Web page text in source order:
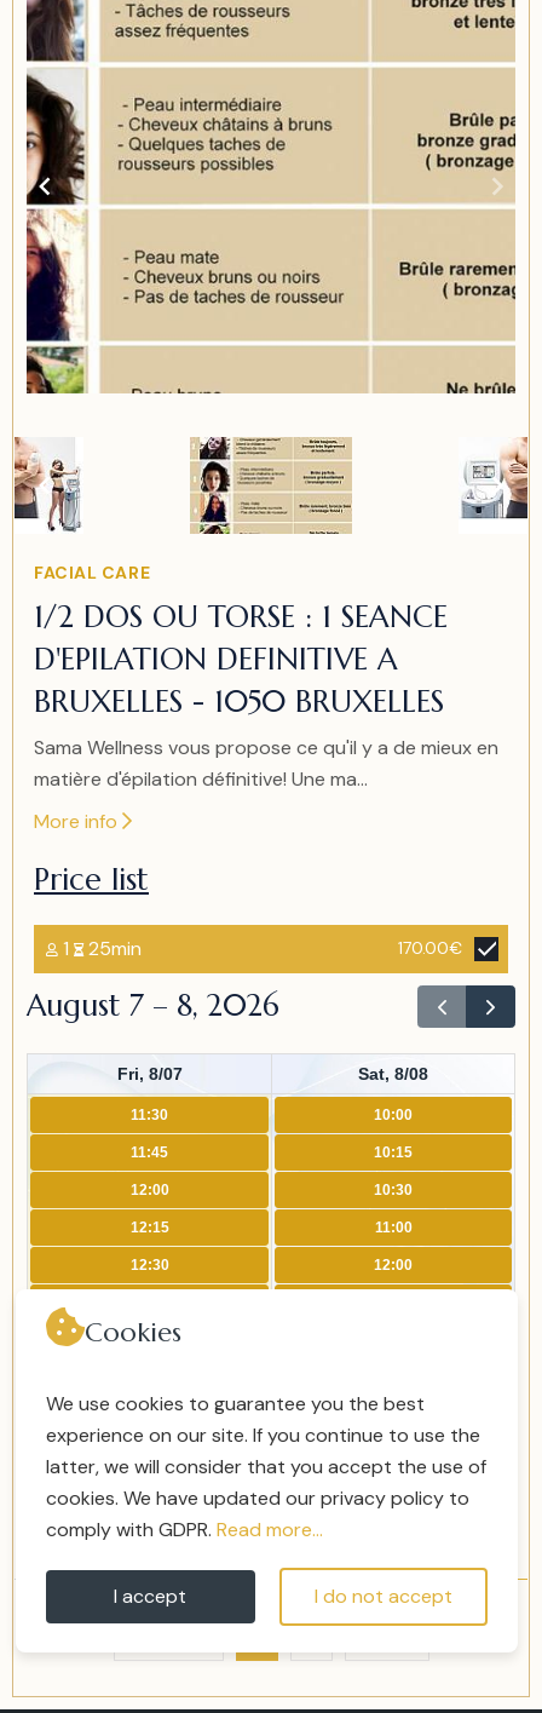
Item
2
of
Item
FACIAL CARE
1/2 DOS OU TORSE : 1 SEANCE
D'EPILATION DEFINITIVE A
BRUXELLES - 1050 BRUXELLES
Sama Wellness vous propose ce qu'il y a de mieux en
matière d'épilation définitive! Une ma...
More info
Price list
1 25min 170.00€
August 7 – 8, 2026
Fri, 8/07 Sat, 8/08
11:30
11:45
12:00
12:15
12:30
13:00
13:30
14:00
10:00
10:15
10:30
11:00
12:00
13:00
Cookies
We use cookies to guarantee you the best
experience on our site. If you continue to use the
latter, we will consider that you accept the use of
cookies. We have updated our privacy policy to
comply with GDPR. Read more...
I accept I do not accept